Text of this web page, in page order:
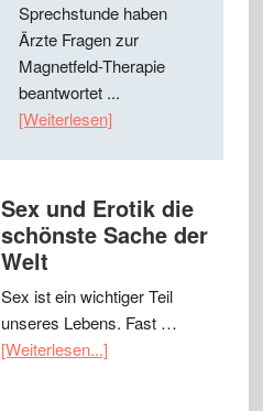
Sprechstunde haben
Ärzte Fragen zur
Magnetfeld-Therapie
beantwortet ...
[Weiterlesen]
Sex und Erotik die
schönste Sache der
Welt
Sex ist ein wichtiger Teil
unseres Lebens. Fast …
[Weiterlesen...]